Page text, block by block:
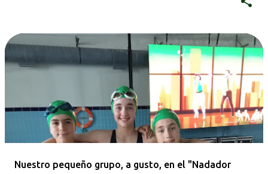
Nuestro pequeño grupo, a gusto, en el "Nadador